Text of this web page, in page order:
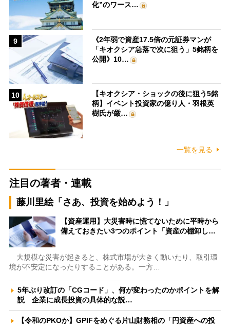
化”のワース…
9
《2年弱で資産17.5倍の元証券マンが
「キオクシア急落で次に狙う」5銘柄を
公開》10…
10
【キオクシア・ショックの後に狙う5銘
柄】イベント投資家の億り人・羽根英
樹氏が厳…
一覧を見る
注目の著者・連載
藤川里絵「さあ、投資を始めよう！」
【資産運用】大災害時に慌てないために平時から
備えておきたい3つのポイント「資産の棚卸し…
大規模な災害が起きると、株式市場が大きく動いたり、取引環
境が不安定になったりすることがある。一方…
5年ぶり改訂の「CGコード」、何が変わったのかポイントを解
説 企業に成長投資の具体的な説…
【令和のPKOか】GPIFをめぐる片山財務相の「円資産への投